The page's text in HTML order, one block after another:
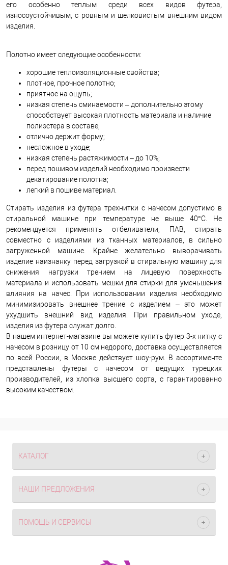
его особенно теплым среди всех видов футера,
износоустойчивым, с ровным и шелковистым внешним видом
изделия.
Полотно имеет следующие особенности:
хорошие теплоизоляционные свойства;
плотное, прочное полотно;
приятное на ощупь;
низкая степень сминаемости – дополнительно этому
способствует высокая плотность материала и наличие
полиэстера в составе;
отлично держит форму;
несложное в уходе;
низкая степень растяжимости – до 10%;
перед пошивом изделий необходимо произвести
декатирование полотна;
легкий в пошиве материал.
Стирать изделия из футера трехнитки с начесом допустимо в
стиральной машине при температуре не выше 40°С. Не
рекомендуется применять отбеливатели, ПАВ, стирать
совместно с изделиями из тканных материалов, в сильно
загруженной машине. Крайне желательно выворачивать
изделие наизнанку перед загрузкой в стиральную машину для
снижения нагрузки трением на лицевую поверхность
материала и использовать мешки для стирки для уменьшения
влияния на начес. При использовании изделия необходимо
минимизировать внешнее трение с изделием – это может
ухудшить внешний вид изделия. При правильном уходе,
изделия из футера служат долго.
В нашем интернет-магазине вы можете купить футер 3-х нитку с
начесом в розницу от 10 см недорого, доставка осуществляется
по всей России, в Москве действует шоу-рум. В ассортименте
представлены футеры с начесом от ведущих турецких
производителей, из хлопка высшего сорта, с гарантированно
высоким качеством.
КАТАЛОГ
НАШИ ПРЕДЛОЖЕНИЯ
ПОМОЩЬ И СЕРВИСЫ